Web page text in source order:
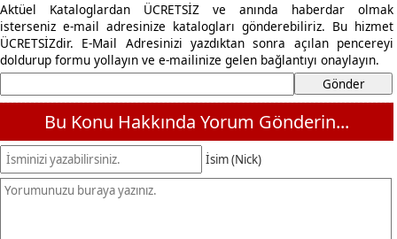
Aktüel Kataloglardan ÜCRETSİZ ve anında haberdar olmak
isterseniz e-mail adresinize katalogları gönderebiliriz. Bu hizmet
ÜCRETSİZdir. E-Mail Adresinizi yazdıktan sonra açılan pencereyi
doldurup formu yollayın ve e-mailinize gelen bağlantıyı onaylayın.
Bu Konu Hakkında Yorum Gönderin...
İsim (Nick)